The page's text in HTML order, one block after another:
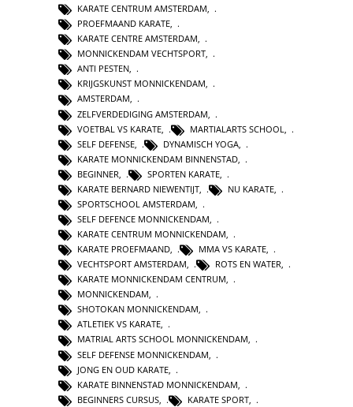
KARATE CENTRUM AMSTERDAM,
PROEFMAAND KARATE,
KARATE CENTRE AMSTERDAM,
MONNICKENDAM VECHTSPORT,
ANTI PESTEN,
KRIJGSKUNST MONNICKENDAM,
AMSTERDAM,
ZELFVERDEDIGING AMSTERDAM
VOETBAL VS KARATE
MARTIALARTS SCHOOL
SELF DEFENSE
DYNAMISCH YOGA
KARATE MONNICKENDAM BINNENSTAD
BEGINNER
SPORTEN KARATE
KARATE BERNARD NIEWENTIJT
NU KARATE
SPORTSCHOOL AMSTERDAM
SELF DEFENCE MONNICKENDAM
KARATE CENTRUM MONNICKENDAM,
KARATE PROEFMAAND, MMA VS KARATE,
VECHTSPORT AMSTERDAM, ROTS EN WATER,
KARATE MONNICKENDAM CENTRUM,
MONNICKENDAM,
SHOTOKAN MONNICKENDAM,
ATLETIEK VS KARATE,
MATRIAL ARTS SCHOOL MONNICKENDAM,
SELF DEFENSE MONNICKENDAM
JONG EN OUD KARATE
KARATE BINNENSTAD MONNICKENDAM
BEGINNERS CURSUS
KARATE SPORT